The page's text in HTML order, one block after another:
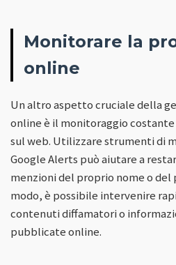
Monitorare la
online
Un altro aspetto cruciale della
online è il monitoraggio
sul web. Utilizzare strumenti di
Google Alerts può aiutare a
menzioni del proprio nome o del
modo, è possibile intervenire
contenuti diffamatori o
pubblicate online.